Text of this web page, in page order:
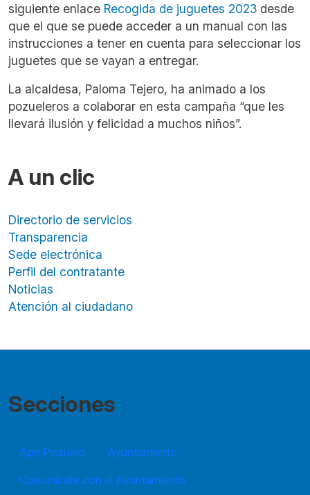
siguiente enlace Recogida de juguetes 2023 desde
que el que se puede acceder a un manual con las
instrucciones a tener en cuenta para seleccionar los
juguetes que se vayan a entregar.
La alcaldesa, Paloma Tejero, ha animado a los
pozueleros a colaborar en esta campaña “que les
llevará ilusión y felicidad a muchos niños”.
A un clic
Directorio de servicios
Transparencia
Sede electrónica
Perfil del contratante
Noticias
Atención al ciudadano
Secciones
App Pozuelo
Ayuntamiento
Comunícate con el Ayuntamiento